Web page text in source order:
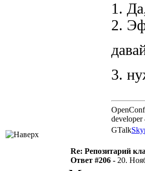
1.
2.
3.
developer
GTalk
Re: Репозитарий
Ответ #206 - 20.